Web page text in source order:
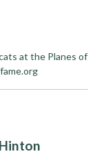
at the Planes of